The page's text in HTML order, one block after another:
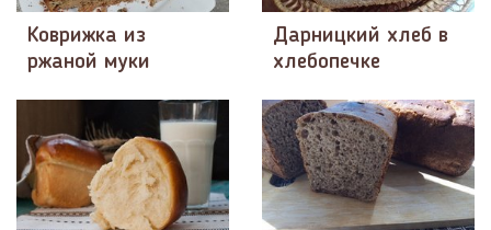
Коврижка из
ржаной муки
Дарницкий хлеб в
хлебопечке